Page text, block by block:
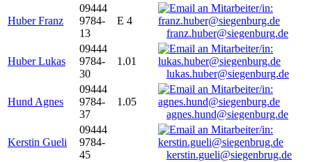
Huber Franz
09444
9784-
13
E 4
franz.huber@siegenburg.de
Huber Lukas
09444
9784-
30
1.01
lukas.huber@siegenburg.de
Hund Agnes
09444
9784-
37
1.05
agnes.hund@siegenburg.de
Kerstin Gueli
09444
9784-
45
kerstin.gueli@siegenbrug.de